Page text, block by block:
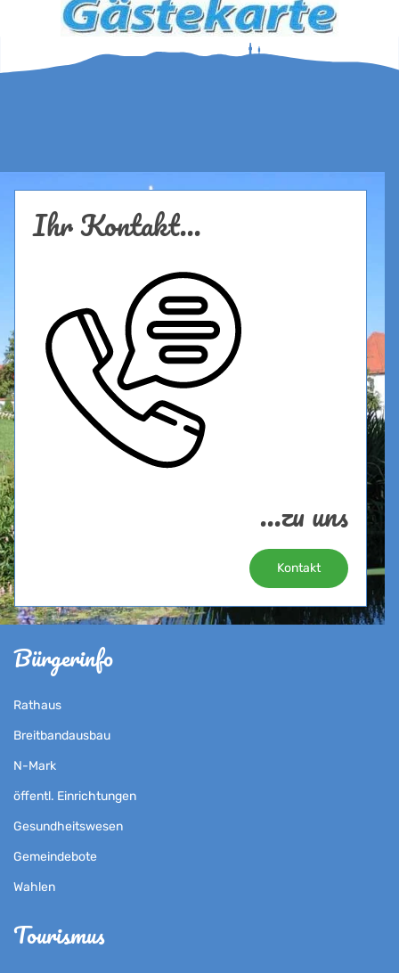
Ihr Kontakt...
...zu uns
Kontakt
Bürgerinfo
Rathaus
Breitbandausbau
N-Mark
öffentl. Einrichtungen
Gesundheitswesen
Gemeindebote
Wahlen
Tourismus